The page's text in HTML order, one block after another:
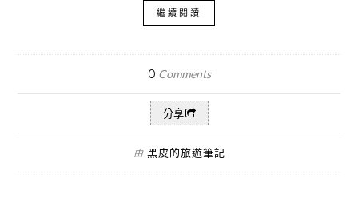
繼續閱讀
0 Comments
分享
由 黑皮的旅遊筆記